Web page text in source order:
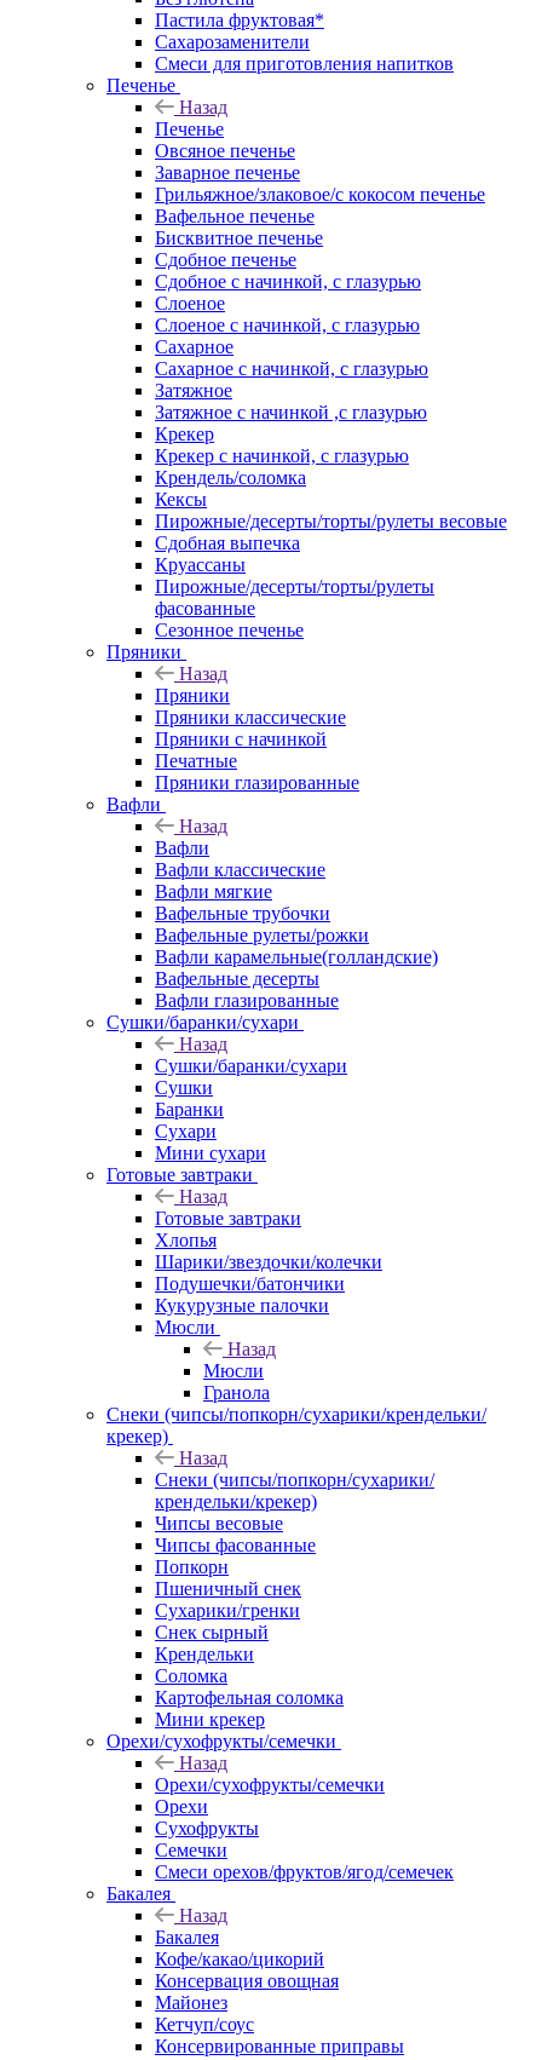
Пастила фруктовая*
Сахарозаменители
Смеси для приготовления напитков
Печенье
Назад
Печенье
Овсяное печенье
Заварное печенье
Грильяжное/злаковое/с кокосом печенье
Вафельное печенье
Бисквитное печенье
Сдобное печенье
Сдобное с начинкой, с глазурью
Слоеное
Слоеное с начинкой, с глазурью
Сахарное
Сахарное с начинкой, с глазурью
Затяжное
Затяжное с начинкой ,с глазурью
Крекер
Крекер с начинкой, с глазурью
Крендель/соломка
Кексы
Пирожные/десерты/торты/рулеты весовые
Сдобная выпечка
Круассаны
Пирожные/десерты/торты/рулеты
фасованные
Сезонное печенье
Пряники
Назад
Пряники
Пряники классические
Пряники с начинкой
Печатные
Пряники глазированные
Вафли
Назад
Вафли
Вафли классические
Вафли мягкие
Вафельные трубочки
Вафельные рулеты/рожки
Вафли карамельные(голландские)
Вафельные десерты
Вафли глазированные
Сушки/баранки/сухари
Назад
Сушки/баранки/сухари
Сушки
Баранки
Сухари
Мини сухари
Готовые завтраки
Назад
Готовые завтраки
Хлопья
Шарики/звездочки/колечки
Подушечки/батончики
Кукурузные палочки
Мюсли
Назад
Мюсли
Гранола
Снеки (чипсы/попкорн/сухарики/крендельки/
крекер)
Назад
Снеки (чипсы/попкорн/сухарики/
крендельки/крекер)
Чипсы весовые
Чипсы фасованные
Попкорн
Пшеничный снек
Сухарики/гренки
Снек сырный
Крендельки
Соломка
Картофельная соломка
Мини крекер
Орехи/сухофрукты/семечки
Назад
Орехи/сухофрукты/семечки
Орехи
Сухофрукты
Семечки
Смеси орехов/фруктов/ягод/семечек
Бакалея
Назад
Бакалея
Кофе/какао/цикорий
Консервация овощная
Майонез
Кетчуп/соус
Консервированные приправы